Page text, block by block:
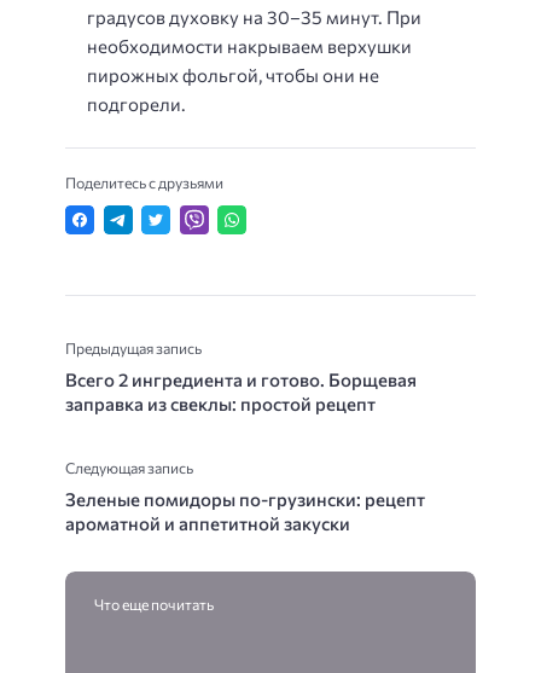
градусов духовку на 30–35 минут. При
необходимости накрываем верхушки
пирожных фольгой, чтобы они не
подгорели.
Поделитесь с друзьями
Предыдущая запись
Всего 2 ингредиента и готово. Борщевая
заправка из свеклы: простой рецепт
Следующая запись
Зеленые помидоры по-грузински: рецепт
ароматной и аппетитной закуски
Что еще почитать